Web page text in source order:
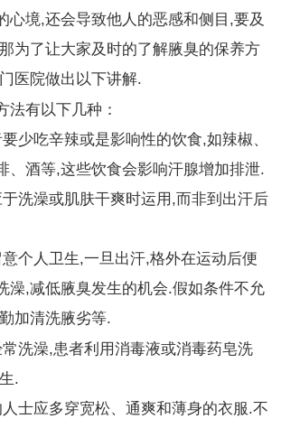
心境,还会导致他人的恶感和侧目,要及
为了让大家及时的了解腋臭的保养方
医院做出以下讲解.
有以下几种：
吃辛辣或是影响性的饮食,如辣椒、
、酒等,这些饮食会影响汗腺增加排泄.
澡或肌肤干爽时运用,而非到出汗后
人卫生,一旦出汗,格外在运动后便
澡,减低腋臭发生的机会.假如条件不允
加清洗腋劣等.
澡,患者利用消毒液或消毒药皂洗
.
应多穿宽松、通爽和薄身的衣服.不